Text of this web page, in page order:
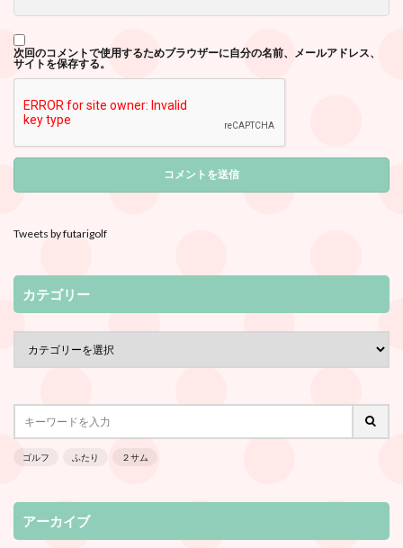
次回のコメントで使用するためブラウザーに自分の名前、メールアドレス、
サイトを保存する。
Tweets by futarigolf
カテゴリー
ゴルフ ふたり ２サム
アーカイブ